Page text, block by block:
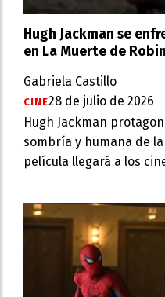
Hugh Jackman se
en La Muerte de
Gabriela Castillo
CINE28 de julio de 2026
Hugh Jackman
sombría y humana de
película llegará a los